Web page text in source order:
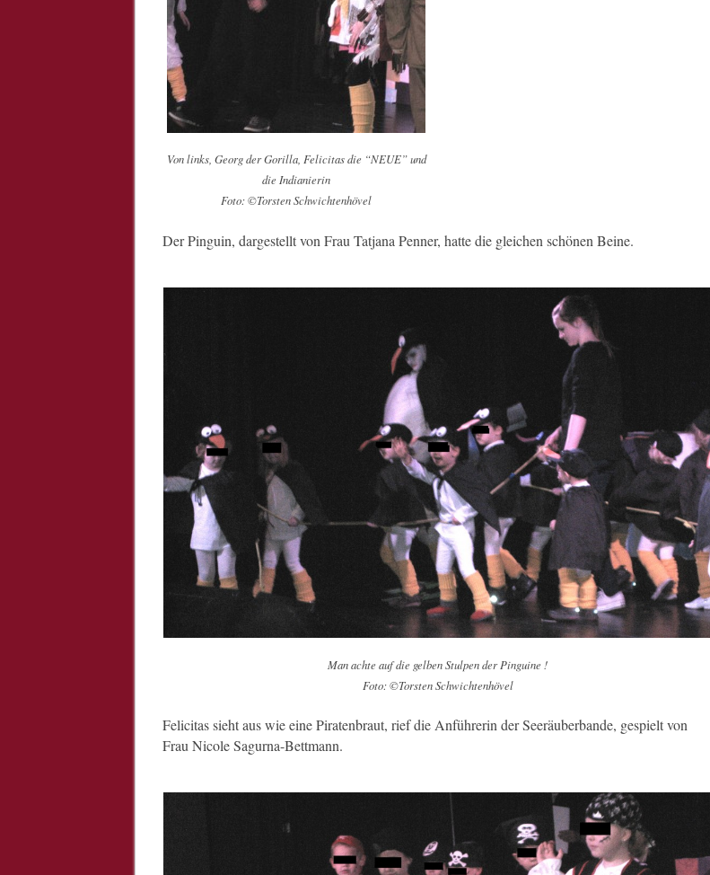
Von links, Georg der Gorilla, Felicitas die “NEUE” und
die Indianierin
Foto: ©Torsten Schwichtenhövel
Der Pinguin, dargestellt von Frau Tatjana Penner, hatte die gleichen schönen Beine.
Man achte auf die gelben Stulpen der Pinguine !
Foto: ©Torsten Schwichtenhövel
Felicitas sieht aus wie eine Piratenbraut, rief die Anführerin der Seeräuberbande, gespielt von
Frau Nicole Sagurna-Bettmann.